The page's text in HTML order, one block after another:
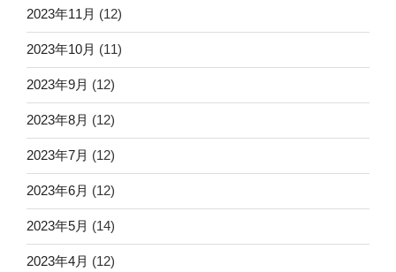
2023年11月 (12)
2023年10月 (11)
2023年9月 (12)
2023年8月 (12)
2023年7月 (12)
2023年6月 (12)
2023年5月 (14)
2023年4月 (12)